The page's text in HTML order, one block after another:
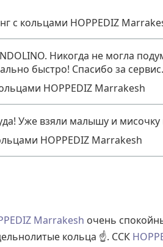
с кольцами HOPPEDIZ
Никогда не могла
быстро! Спасибо за сервис.
HOPPEDIZ Marrakesh
Уже взяли малышу и
HOPPEDIZ Marrakesh
Marrakesh очень
кольца ☝️. ССК